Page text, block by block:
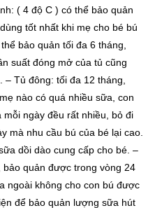
( 4 độ C ) có thể bảo quản
tốt nhất khi mẹ cho bé bú
bảo quản tối đa 6 tháng,
suất đóng mở của tủ cũng
– Tủ đông: tối đa 12 tháng,
nào có quá nhiều sữa, con
ngày đều rất nhiều, bỏ đi
mà nhu cầu bú của bé lại cao.
dồi dào cung cấp cho bé. –
quản được trong vòng 24
ngoài không cho con bú được
để bảo quản lượng sữa hút